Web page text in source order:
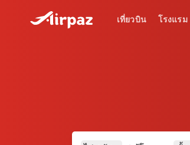
เที่ยวบิน โรงแรม